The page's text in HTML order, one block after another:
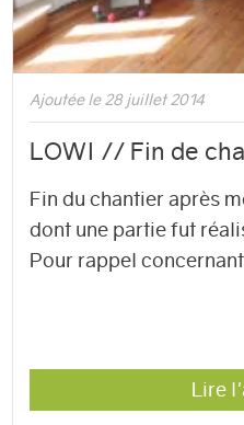
Ajoutée le 28 juillet 2014
LOWI // Fin de
Fin du chantier après
dont une partie fut
Pour rappel
Lire